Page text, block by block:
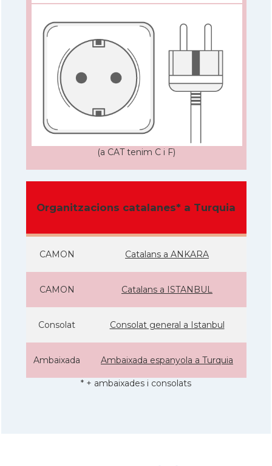
(a CAT tenim C i F)
Organitzacions catalanes* a Turquia
CAMON Catalans a ANKARA
CAMON Catalans a ISTANBUL
Consolat Consolat general a Istanbul
Ambaixada Ambaixada espanyola a Turquia
* + ambaixades i consolats